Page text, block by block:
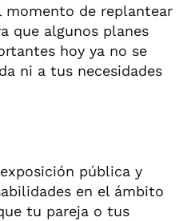
momento de replantear
que algunos planes
hoy ya no se
ni a tus necesidades
pública y
en el ámbito
tu pareja o tus